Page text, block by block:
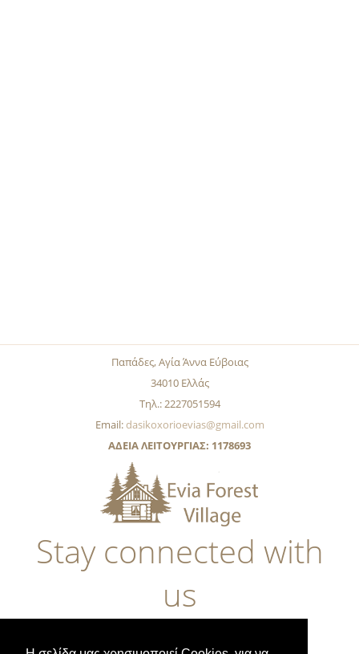
Παπάδες, Αγία Άννα Εύβοιας
34010 Ελλάς
Τηλ.: 2227051594
Email:dasikoxorioevias@gmail.com
ΑΔΕΙΑ ΛΕΙΤΟΥΡΓΙΑΣ: 1178693
Stay connected with
us